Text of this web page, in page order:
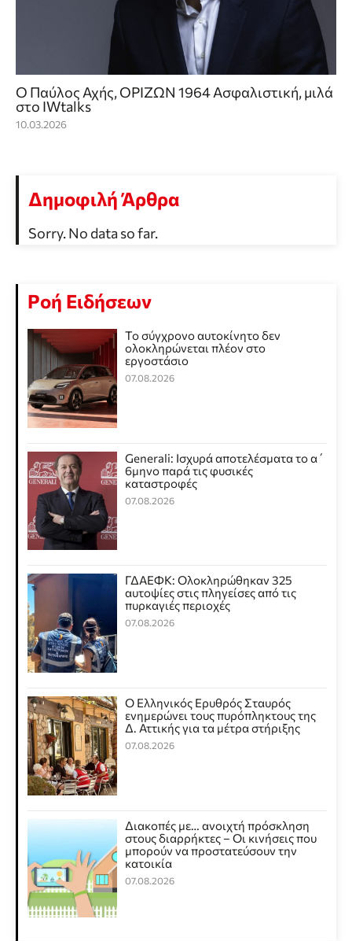
Ο Παύλος Αχής, ΟΡΙΖΩΝ 1964 Ασφαλιστική, μιλά
στο IWtalks
10.03.2026
Δημοφιλή Άρθρα
Sorry. No data so far.
Ροή Ειδήσεων
Το σύγχρονο αυτοκίνητο δεν
ολοκληρώνεται πλέον στο
εργοστάσιο
07.08.2026
Generali: Ισχυρά αποτελέσματα το α΄
6μηνο παρά τις φυσικές
καταστροφές
07.08.2026
ΓΔΑΕΦΚ: Ολοκληρώθηκαν 325
αυτοψίες στις πληγείσες από τις
πυρκαγιές περιοχές
07.08.2026
Ο Ελληνικός Ερυθρός Σταυρός
ενημερώνει τους πυρόπληκτους της
Δ. Αττικής για τα μέτρα στήριξης
07.08.2026
Διακοπές με… ανοιχτή πρόσκληση
στους διαρρήκτες – Οι κινήσεις που
μπορούν να προστατεύσουν την
κατοικία
07.08.2026